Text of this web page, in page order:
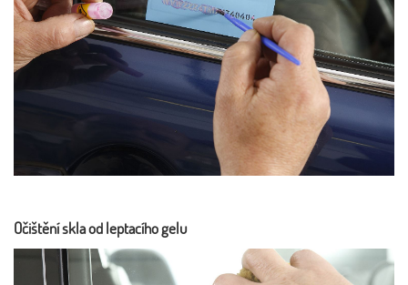
Očištění skla od leptacího gelu